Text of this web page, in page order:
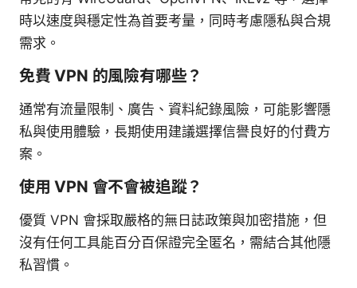
時以速度與穩定性為首要考量，同時考慮隱私與合規
需求。
免費 VPN 的風險有哪些？
通常有流量限制、廣告、資料紀錄風險，可能影響隱
私與使用體驗，長期使用建議選擇信譽良好的付費方
案。
使用 VPN 會不會被追蹤？
優質 VPN 會採取嚴格的無日誌政策與加密措施，但
沒有任何工具能百分百保證完全匿名，需結合其他隱
私習慣。